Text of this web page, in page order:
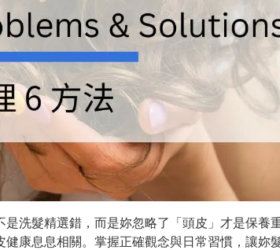
洗髮精選錯，而是妳忽略了「頭皮」才是保養
康息息相關。掌握正確觀念與日常習慣，讓妳